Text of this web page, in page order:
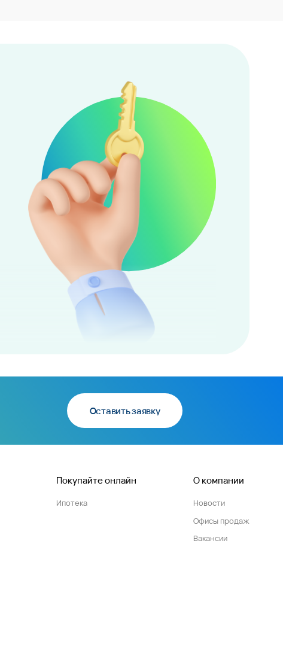
Оставить заявку
Покупайте онлайн
Ипотека
О компании
Новости
Офисы продаж
Вакансии